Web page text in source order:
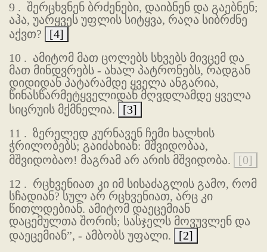
9 . შერცხვნენ ბრძენები, დაიბნენ და გაებნენ;
აჰა, უარყვეს უფლის სიტყვა, რაღა სიბრძნე
აქვთ?
[4]
10 . ამიტომ მათ ცოლებს სხვებს მივცემ და
მათ მინდვრებს - ახალ პატრონებს, რადგან
დიდიდან პატარამდე ყველა ანგარია,
წინასწარმეტყველიდან მღვდლამდე ყველა
სიცრუის მქმნელია.
[3]
11 . ზერელედ კურნავენ ჩემი ხალხის
ჭრილობებს; გაიძახიან: მშვიდობაა,
მშვიდობაო! მაგრამ არ არის მშვიდობა.
[0]
12 . რცხვენიათ კი იმ სისაძაგლის გამო, რომ
სჩადიან? სულ არ რცხვენიათ, არც კი
წითლდებიან. ამიტომ დაეცემიან
დაცემულთა შორის; სასჯელს მოვუვლენ და
დაეცემიან”, - ამბობს უფალი.
[2]